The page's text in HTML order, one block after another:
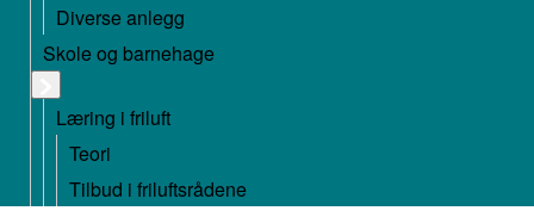
Diverse anlegg
Skole og barnehage
Læring i friluft
Teori
Tilbud i friluftsrådene